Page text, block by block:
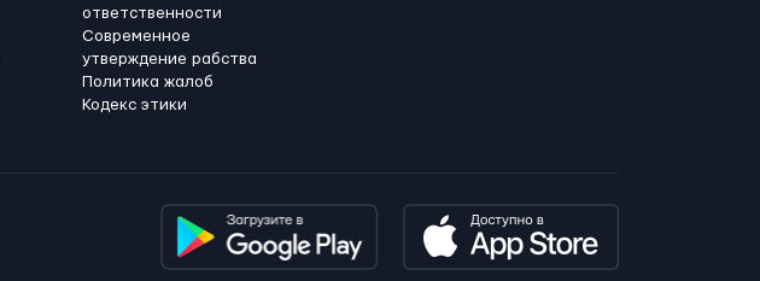
ответственности
Современное
утверждение рабства
Политика жалоб
Кодекс этики